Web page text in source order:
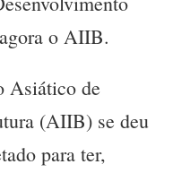
o AIIB.
Asiático de
(AIIB) se deu
para ter,